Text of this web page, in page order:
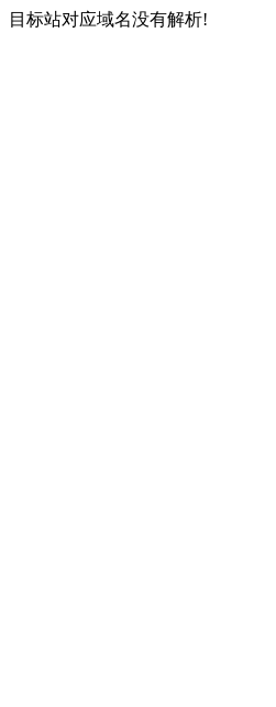
目标站对应域名没有解析!